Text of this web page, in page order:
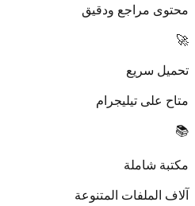
محتوى مراجع ودقيق
🚀
تحميل سريع
متاح على تيليجرام
📚
مكتبة شاملة
آلاف الملفات المتنوعة